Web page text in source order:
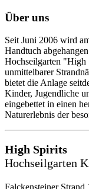
Über uns
Seit Juni 2006 wird
Handtuch
Hochseilgarten
unmittelbarer
bietet die Anlage
Kinder, Jugendliche
eingebettet in einen
Naturerlebnis der
High Spirits
Hochseilgarten